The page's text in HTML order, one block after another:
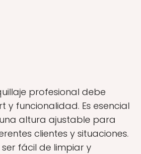
profesional debe
y funcionalidad. Es esencial
altura ajustable para
clientes y situaciones.
fácil de limpiar y